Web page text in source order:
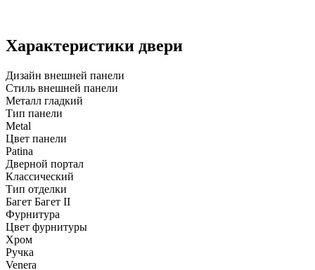
Характеристики двери
Дизайн внешней панели
Стиль внешней панели
Металл гладкий
Тип панели
Metal
Цвет панели
Patina
Дверной портал
Классический
Тип отделки
Багет Багет II
Фурнитура
Цвет фурнитуры
Хром
Ручка
Venera